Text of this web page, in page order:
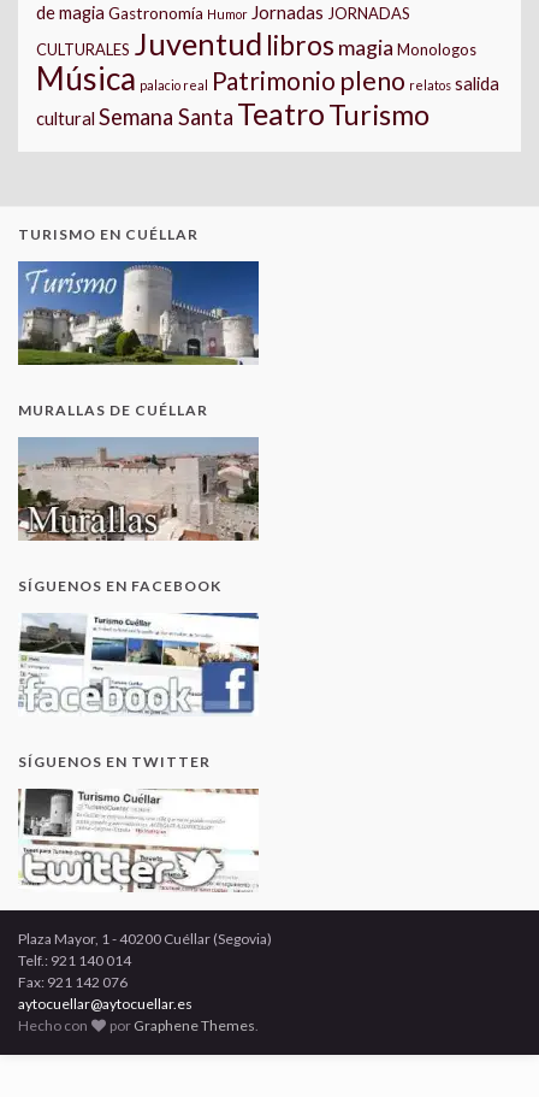
de magia Gastronomía Humor Jornadas JORNADAS
CULTURALES Juventud libros magia Monologos
Música palacio real Patrimonio pleno relatos salida
cultural Semana Santa TeatroTurismo
TURISMO EN CUÉLLAR
MURALLAS DE CUÉLLAR
SÍGUENOS EN FACEBOOK
SÍGUENOS EN TWITTER
Plaza Mayor, 1 - 40200 Cuéllar (Segovia)
Telf.: 921 140 014
Fax: 921 142 076
aytocuellar@aytocuellar.es
Hecho con
por Graphene Themes.